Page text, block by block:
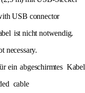
USB connector
ist nicht notwendig.
necessary.
ein abgeschirmtes Kabel
cable